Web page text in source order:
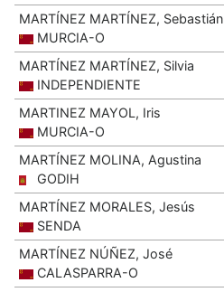
MARTÍNEZ MARTÍNEZ, Sebastián
MURCIA-O
MARTÍNEZ MARTÍNEZ, Silvia
INDEPENDIENTE
MARTINEZ MAYOL, Iris
MURCIA-O
MARTÍNEZ MOLINA, Agustina
GODIH
MARTÍNEZ MORALES, Jesús
SENDA
MARTÍNEZ NÚÑEZ, José
CALASPARRA-O